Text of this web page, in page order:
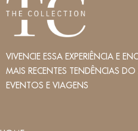
VIVENCIE ESSA EXPERIÊNCIA E
MAIS RECENTES TENDÊNCIAS
EVENTOS E VIAGENS